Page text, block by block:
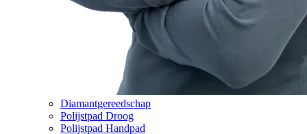
Diamantgereedschap
Polijstpad Droog
Polijstpad Handpad